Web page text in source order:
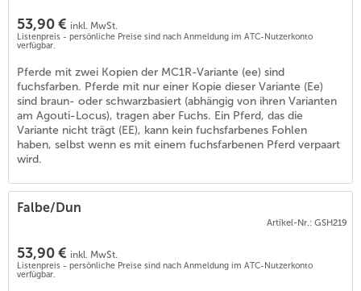
53,90 € inkl. MwSt.
Listenpreis - persönliche Preise sind nach Anmeldung im ATC-Nutzerkonto
verfügbar.
Pferde mit zwei Kopien der MC1R-Variante (ee) sind
fuchsfarben. Pferde mit nur einer Kopie dieser Variante (Ee)
sind braun- oder schwarzbasiert (abhängig von ihren Varianten
am Agouti-Locus), tragen aber Fuchs. Ein Pferd, das die
Variante nicht trägt (EE), kann kein fuchsfarbenes Fohlen
haben, selbst wenn es mit einem fuchsfarbenen Pferd verpaart
wird.
Falbe/Dun
Artikel-Nr.: GSH219
53,90 € inkl. MwSt.
Listenpreis - persönliche Preise sind nach Anmeldung im ATC-Nutzerkonto
verfügbar.